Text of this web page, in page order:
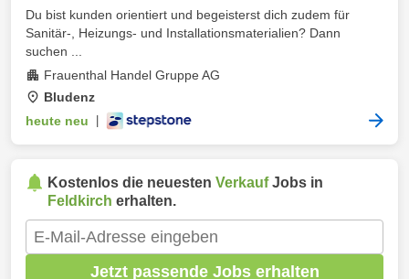
Du bist kunden orientiert und begeisterst dich zudem für
Sanitär-, Heizungs- und Installationsmaterialien? Dann
suchen ...
Frauenthal Handel Gruppe AG
Bludenz
heute neu
Kostenlos die neuesten VerkaufJobs in
Feldkirch erhalten.
Jetzt passende Jobs erhalten